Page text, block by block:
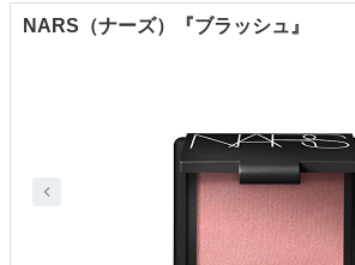
NARS（ナーズ）『ブラッシュ』